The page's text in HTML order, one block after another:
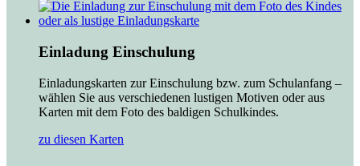
Einladung Einschulung
Einladungskarten zur Einschulung bzw. zum Schulanfang –
wählen Sie aus verschiedenen lustigen Motiven oder aus
Karten mit dem Foto des baldigen Schulkindes.
zu diesen Karten